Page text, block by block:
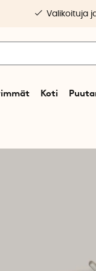
Koti
Valikoituja